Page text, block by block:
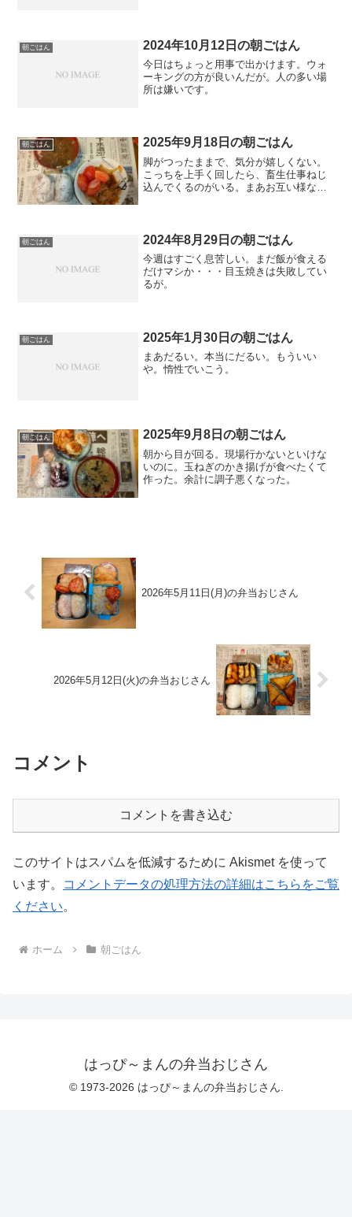
朝ごはん 2024年10月12日の朝ごはん
今日はちょっと用事で出かけます。ウォ
ーキングの方が良いんだが。人の多い場
所は嫌いです。
朝ごはん 2025年9月18日の朝ごはん
脚がつったままで、気分が嬉しくない。
こっちを上手く回したら、畜生仕事ねじ
込んでくるのがいる。まあお互い様なの
朝ごはん 2024年8月29日の朝ごはん
今週はすごく息苦しい。まだ飯が食える
だけマシか・・・目玉焼きは失敗してい
るが。
朝ごはん 2025年1月30日の朝ごはん
まあだるい。本当にだるい。もういい
や。惰性でいこう。
朝ごはん 2025年9月8日の朝ごはん
朝から目が回る。現場行かないといけな
いのに。玉ねぎのかき揚げが食べたくて
作った。余計に調子悪くなった。
2026年5月11日(月)の弁当おじさん
2026年5月12日(火)の弁当おじさん
コメント
コメントを書き込む
このサイトはスパムを低減するために Akismet を使って
います。
コメントデータの処理方法の詳細はこちらをご覧
ください。
ホーム 朝ごはん
はっぴ～まんの弁当おじさん
© 1973-2026 はっぴ～まんの弁当おじさん.